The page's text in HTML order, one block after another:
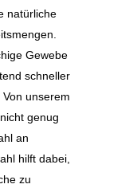
natürliche
Gewebe
schneller
unserem
genug
an
hilft dabei,
zu